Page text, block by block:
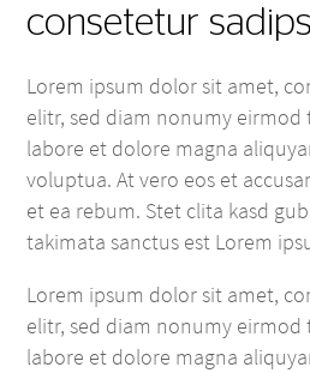
consetetur
Lorem ipsum dolor sit amet,
elitr, sed diam nonumy
labore et dolore magna
voluptua. At vero eos et
et ea rebum. Stet clita kasd
takimata sanctus est Lorem
Lorem ipsum dolor sit amet,
elitr, sed diam nonumy
labore et dolore magna